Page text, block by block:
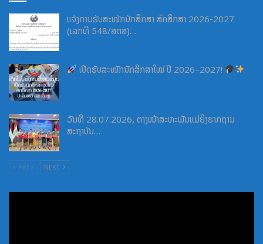
ແຈ້ງການຮັບສະໝັກນັກສຶກສາ ສົກສຶກສາ 2026-2027
(ເລກທີ 548/ສຕສ)…
ເປີດຮັບສະໝັກນັກສຶກສາໃໝ່ ປີ 2026–2027!
ວັນທີ 28.07.2026, ຕາງໜ້າສະຫະພັນແມ່ຍິງຮາກຖານ
ສະຖາບັນ…
PREV NEXT